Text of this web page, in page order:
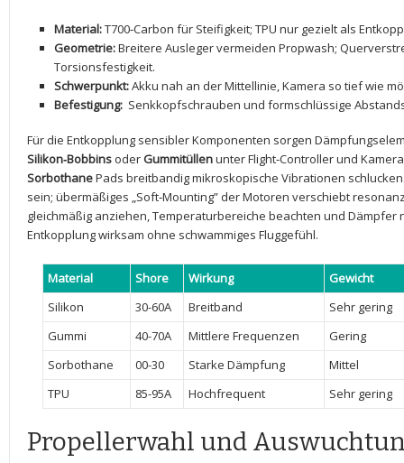
Material:T700‑Carbon ⁤für Steifigkeit; TPU nur gezielt als
Geometrie:Breitere Ausleger vermeiden ⁤Propwash;
Torsionsfestigkeit.
Schwerpunkt:⁤Akku nah an der ‌Mittellinie, Kamera so tief wie
Befestigung:
Senkkopfschrauben und formschlüssige
Für die Entkopplung sensibler Komponenten sorgen
Silikon‑Bobbins oder Gummitüllenunter Flight‑Controller und
Sorbothane‌Pads breitbandig‍ mikroskopische ⁣Vibrationen
sein; übermäßiges „Soft‑Mounting” der Motoren verschiebt
gleichmäßig anziehen, Temperaturbereiche beachten und Dämpfer
Entkopplung wirksam ohne ​schwammiges Fluggefühl.
Material Shore Wirkung
Gewicht
Silikon
30-60A Breitband
Sehr gering
Gummi
40-70A Mittlere Frequenzen
Gering
Sorbothane
00-30 Starke Dämpfung
Mittel
TPU
85-95A Hochfrequent Sehr gering
Propellerwahl und